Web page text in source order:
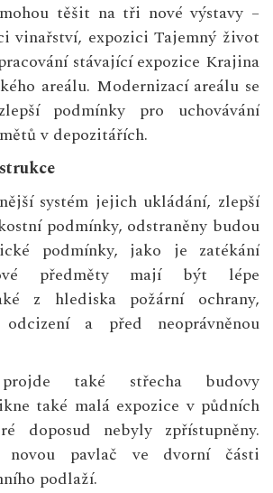
těšit na tři nové výstavy –
vinařství, expozici Tajemný život
stávající expozice Krajina
areálu. Modernizací areálu se
podmínky pro uchovávání
v depozitářích.
systém jejich ukládání, zlepší
podmínky, odstraněny budou
podmínky, jako je zatékání
předměty mají být lépe
z hlediska požární ochrany,
a před neoprávněnou
projde také střecha budovy
také malá expozice v půdních
doposud nebyly zpřístupněny.
novou pavlač ve dvorní části
podlaží.